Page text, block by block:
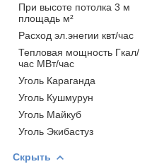
При высоте потолка 3 м
площадь м²
Расход эл.энегии квт/час
Тепловая мощность Гкал/
час МВт/час
Уголь Караганда
Уголь Кушмурун
Уголь Майкуб
Уголь Экибастуз
Скрыть